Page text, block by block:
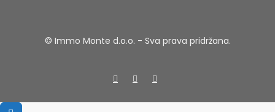
© Immo Monte d.o.o. - Sva prava pridržana.